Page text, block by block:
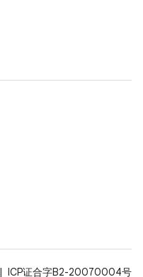
ICP证合字B2-20070004号